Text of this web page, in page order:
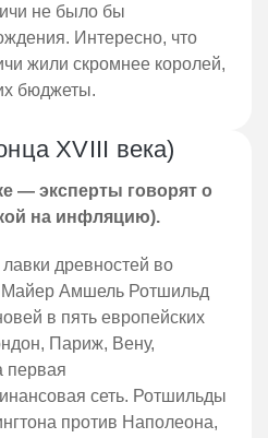
не было бы
Интересно, что
жили скромнее королей,
бюджеты.
XVIII века)
— эксперты говорят о
на инфляцию).
древностей во
Майер Амшель Ротшильд
в пять европейских
Париж, Вену,
первая
сеть. Ротшильды
против Наполеона,